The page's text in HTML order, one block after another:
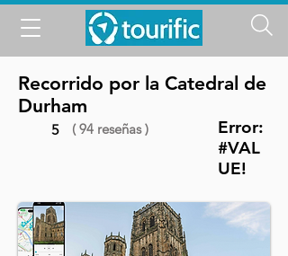
Recorrido por la Catedral de
Durham
5 ( 94 reseñas )
Error:
#VAL
UE!